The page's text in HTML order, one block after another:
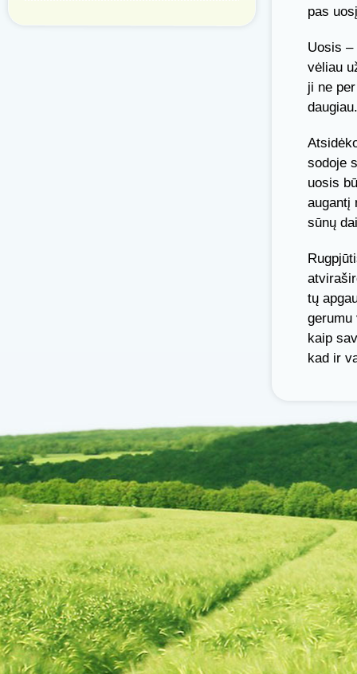
pas
Uosis
vėliau
ji ne
daugiau.
sodoje
uosis
augantį
sūnų
tų
kaip
kad ir